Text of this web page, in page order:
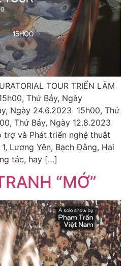
TOUR TRIỂN LÃM
Thứ Bảy, Ngày
Ngày 24.6.2023 15h00, Thứ
Thứ Bảy, Ngày 12.8.2023
và Phát triển nghệ thuật
Lương Yên, Bạch Đằng, Hai
tác, hay […]
“MỚ”